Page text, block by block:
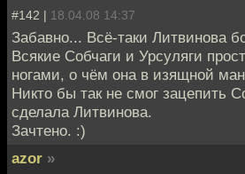
#142 | 18.04.08 14:37
Забавно... Всё-таки Литвинова
Всякие Собчаги и Урсуляги
ногами, о чём она в изящной
Никто бы так не смог зацепить
сделала Литвинова.
Зачтено. :)
azor »